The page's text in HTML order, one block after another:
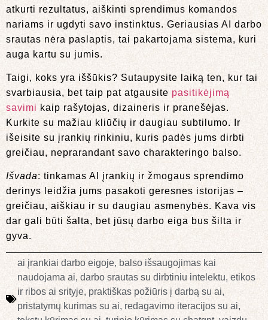
atkurti rezultatus, aiškinti sprendimus komandos
nariams ir ugdyti savo instinktus. Geriausias AI darbo
srautas nėra paslaptis, tai pakartojama sistema, kuri
auga kartu su jumis.
Taigi, koks yra iššūkis? Sutaupysite laiką ten, kur tai
svarbiausia, bet taip pat atgausite pasitikėjimą
savimi kaip rašytojas, dizaineris ir pranešėjas.
Kurkite su mažiau kliūčių ir daugiau subtilumo. Ir
išeisite su įrankių rinkiniu, kuris padės jums dirbti
greičiau, neprarandant savo charakteringo balso.
Išvada: tinkamas AI įrankių ir žmogaus sprendimo
derinys leidžia jums pasakoti geresnes istorijas –
greičiau, aiškiau ir su daugiau asmenybės. Kava vis
dar gali būti šalta, bet jūsų darbo eiga bus šilta ir
gyva.
ai įrankiai darbo eigoje, balso išsaugojimas kai
naudojama ai, darbo srautas su dirbtiniu intelektu, etikos
ir ribos ai srityje, praktiškas požiūris į darbą su ai,
pristatymų kurimas su ai, redagavimo iteracijos su ai,